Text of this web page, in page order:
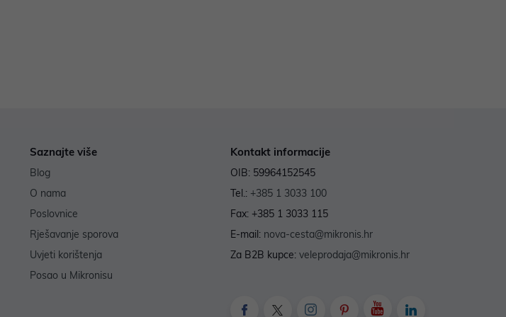
Saznajte više
Blog
O nama
Poslovnice
Rješavanje sporova
Uvjeti korištenja
Posao u Mikronisu
Kontakt informacije
OIB: 59964152545
Tel.: +385 1 3033 100
Fax: +385 1 3033 115
E-mail: nova-cesta@mikronis.hr
Za B2B kupce: veleprodaja@mikronis.hr